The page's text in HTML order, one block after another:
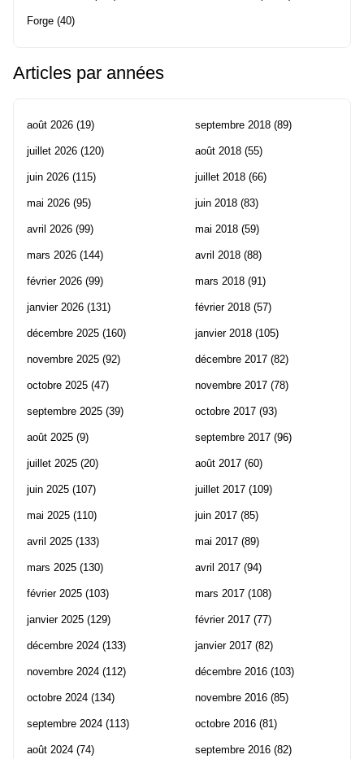
Forge (40)
Articles par années
août 2026 (19)
juillet 2026 (120)
juin 2026 (115)
mai 2026 (95)
avril 2026 (99)
mars 2026 (144)
février 2026 (99)
janvier 2026 (131)
décembre 2025 (160)
novembre 2025 (92)
octobre 2025 (47)
septembre 2025 (39)
août 2025 (9)
juillet 2025 (20)
juin 2025 (107)
mai 2025 (110)
avril 2025 (133)
mars 2025 (130)
février 2025 (103)
janvier 2025 (129)
décembre 2024 (133)
novembre 2024 (112)
octobre 2024 (134)
septembre 2024 (113)
août 2024 (74)
septembre 2018 (89)
août 2018 (55)
juillet 2018 (66)
juin 2018 (83)
mai 2018 (59)
avril 2018 (88)
mars 2018 (91)
février 2018 (57)
janvier 2018 (105)
décembre 2017 (82)
novembre 2017 (78)
octobre 2017 (93)
septembre 2017 (96)
août 2017 (60)
juillet 2017 (109)
juin 2017 (85)
mai 2017 (89)
avril 2017 (94)
mars 2017 (108)
février 2017 (77)
janvier 2017 (82)
décembre 2016 (103)
novembre 2016 (85)
octobre 2016 (81)
septembre 2016 (82)